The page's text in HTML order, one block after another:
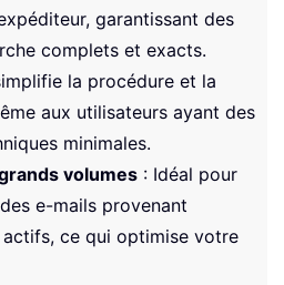
garantissant des
complets et exacts.
la procédure et la
aux utilisateurs ayant des
minimales.
volumes : Idéal pour
e-mails provenant
actifs, ce qui optimise votre